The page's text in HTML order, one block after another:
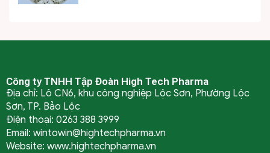
Công ty TNHH Tập Đoàn High Tech Pharma
Địa chỉ: Lô CN6, khu công nghiệp Lộc Sơn, Phường Lộc
Sơn, TP. Bảo Lộc
Điện thoại: 0263 388 3999
Email: wintowin@hightechpharma.vn
Website: www.hightechpharma.vn